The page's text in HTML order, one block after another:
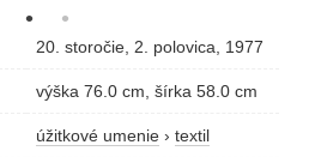
20. storočie, 2. polovica, 1977
výška 76.0 cm, šírka 58.0 cm
úžitkové umenie › textil